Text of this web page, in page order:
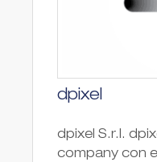
dpixel
dpixel S.r.l.
company con